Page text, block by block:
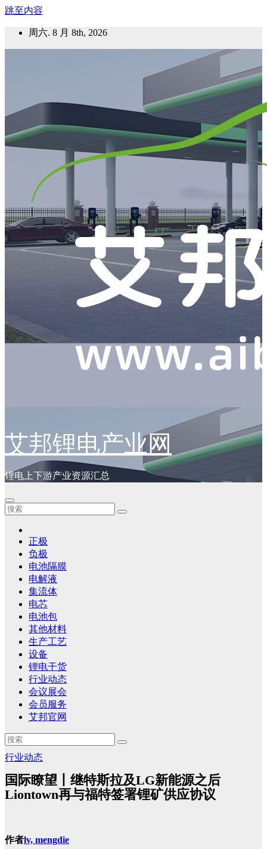
跳至内容
周六. 8 月 8th, 2026
艾邦锂电产业网
锂电上下游产业资源汇总
正极
负极
电池隔膜
电解液
集流体
电芯
电池包
其他材料
生产工艺
设备
锂电干货
行业动态
会议展会
会员服务
艾邦官网
行业动态
国际瞭望丨继特斯拉及LG新能源之后
Liontown再与福特签署锂矿供应协议
作者lv, mengdie